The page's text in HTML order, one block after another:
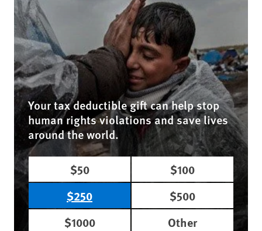
Your tax deductible gift can help stop
human rights violations and save lives
around the world.
$50
$100
$250
$500
$1000
Other